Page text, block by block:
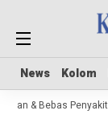
News Kolom
News Kolom
& Bebas Penyakit